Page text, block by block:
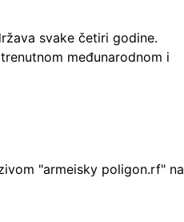
svake četiri godine.
međunarodnom i
"armeisky poligon.rf" na